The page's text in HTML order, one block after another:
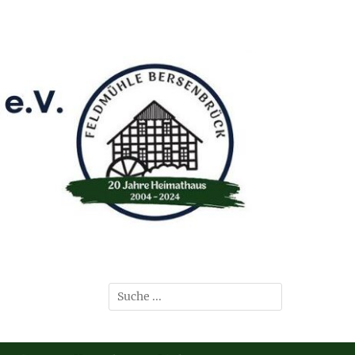
Suchen
nach: